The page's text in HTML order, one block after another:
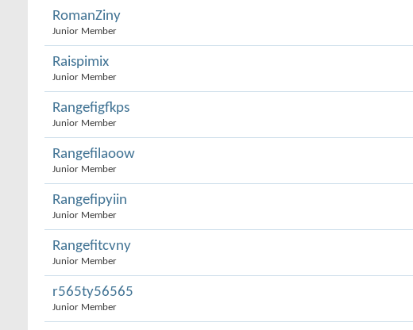
RomanZiny
Junior Member
Raispimix
Junior Member
Rangefigfkps
Junior Member
Rangefilaoow
Junior Member
Rangefipyiin
Junior Member
Rangefitcvny
Junior Member
r565ty56565
Junior Member